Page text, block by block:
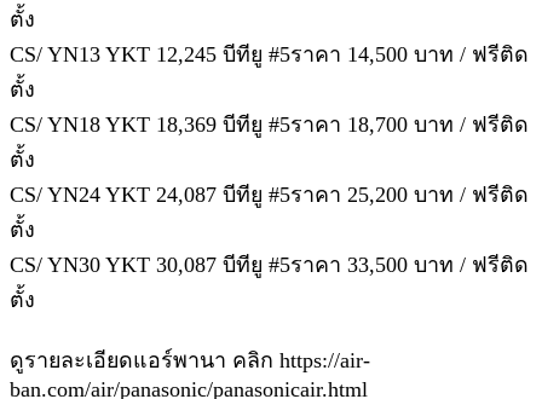
ตั้ง
CS/ YN13 YKT 12,245 บีทียู #5ราคา 14,500 บาท / ฟรีติด
ตั้ง
CS/ YN18 YKT 18,369 บีทียู #5ราคา 18,700 บาท / ฟรีติด
ตั้ง
CS/ YN24 YKT 24,087 บีทียู #5ราคา 25,200 บาท / ฟรีติด
ตั้ง
CS/ YN30 YKT 30,087 บีทียู #5ราคา 33,500 บาท / ฟรีติด
ตั้ง
ดูรายละเอียดแอร์พานา คลิก https://air-
ban.com/air/panasonic/panasonicair.html